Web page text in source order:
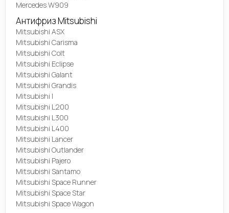
Mercedes W909
Антифриз Mitsubishi
Mitsubishi ASX
Mitsubishi Carisma
Mitsubishi Colt
Mitsubishi Eclipse
Mitsubishi Galant
Mitsubishi Grandis
Mitsubishi I
Mitsubishi L200
Mitsubishi L300
Mitsubishi L400
Mitsubishi Lancer
Mitsubishi Outlander
Mitsubishi Pajero
Mitsubishi Santamo
Mitsubishi Space Runner
Mitsubishi Space Star
Mitsubishi Space Wagon